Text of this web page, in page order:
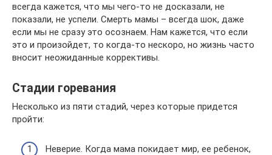
всегда кажется, что мы чего-то не досказали, не
показали, не успели. Смерть мамы – всегда шок, даже
если мы не сразу это осознаем. Нам кажется, что если
это и произойдет, то когда-то нескоро, но жизнь часто
вносит неожиданные коррективы.
Стадии горевания
Несколько из пяти стадий, через которые придется
пройти:
Неверие. Когда мама покидает мир, ее ребенок,